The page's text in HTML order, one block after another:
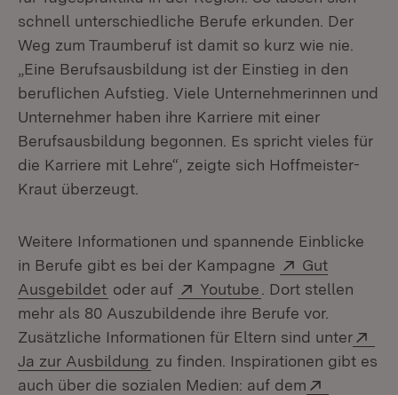
schnell unterschiedliche Berufe erkunden. Der
Weg zum Traumberuf ist damit so kurz wie nie.
„Eine Berufsausbildung ist der Einstieg in den
beruflichen Aufstieg. Viele Unternehmerinnen und
Unternehmer haben ihre Karriere mit einer
Berufsausbildung begonnen. Es spricht vieles für
die Karriere mit Lehre“, zeigte sich Hoffmeister-
Kraut überzeugt.
Weitere Informationen und spannende Einblicke
in Berufe gibt es bei der Kampagne
Extern:
Gut
Ausgebildet (Öffnet in neuem Fenster)
oder auf Extern:
Youtube (Öffnet in neuem
. Dort stellen
mehr als 80 Auszubildende ihre Berufe vor.
Zusätzliche Informationen für Eltern sind unter
Ja zur Ausbildung (Öffnet in neuem Fenster)
zu finden. Inspirationen gibt es
auch über die sozialen Medien: auf dem